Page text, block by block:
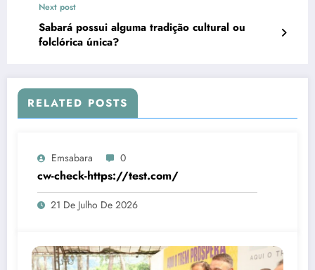
Next post
Sabará possui alguma tradição cultural ou
folclórica única?
RELATED POSTS
Emsabara 0
cw-check-https://test.com/
21 De Julho De 2026